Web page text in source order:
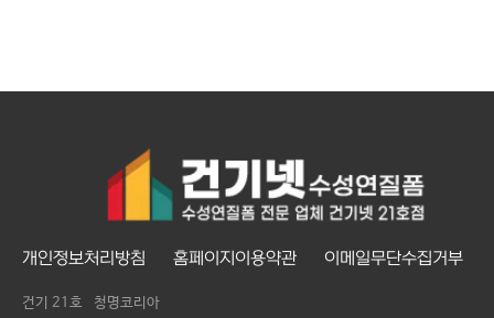
개인정보처리방침 홈페이지이용약관 이메일무단수집거부
건기 21호
청명코리아